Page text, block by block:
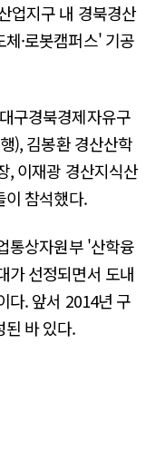
업지구 내 경북경산
·로봇캠퍼스' 기공
구경북경제자유구
), 김봉환 경산산학
, 이재광 경산지식산
이 참석했다.
통상자원부 '산학융
가 선정되면서 도내
다. 앞서 2014년 구
된 바 있다.